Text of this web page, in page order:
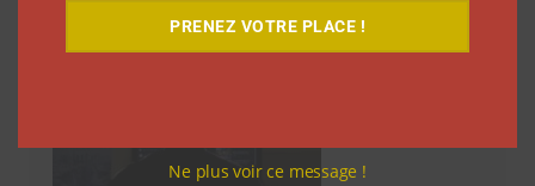
PRENEZ VOTRE PLACE !
Ne plus voir ce message !